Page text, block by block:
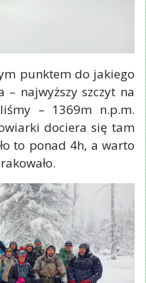
punktem do jakiego
– najwyższy szczyt na
– 1369m n.p.m.
dociera się tam
to ponad 4h, a warto